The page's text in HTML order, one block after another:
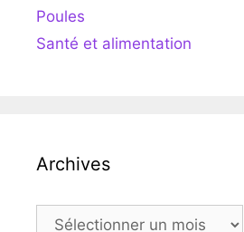
Poules
Santé et alimentation
Archives
Archives